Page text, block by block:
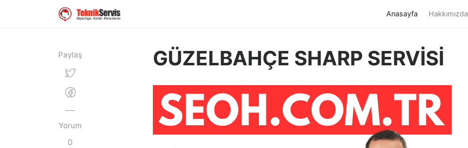
Anasayfa (current)
Hakkımızda
Paylaş
Yorum
0
GÜZELBAHÇE SHARP SERVİSİ